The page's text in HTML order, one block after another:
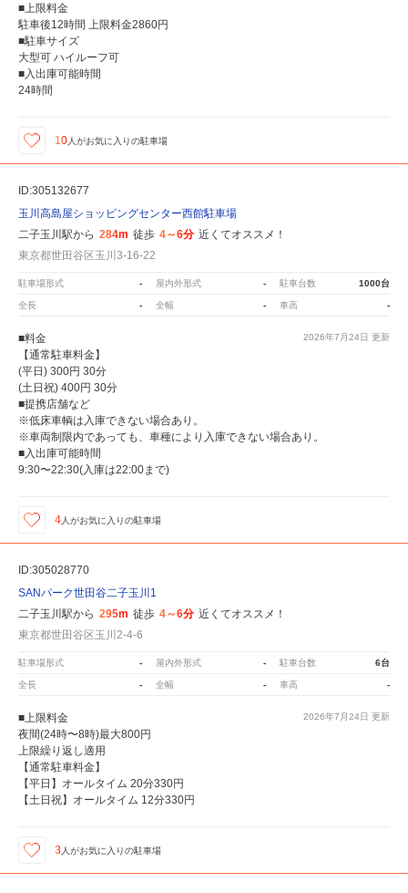
■上限料金
駐車後12時間 上限料金2860円
■駐車サイズ
大型可 ハイルーフ可
■入出庫可能時間
24時間
10人がお気に入りの駐車場
ID:305132677
玉川高島屋ショッピングセンター西館駐車場
二子玉川駅から 284m 徒歩 4～6分 近くてオススメ！
東京都世田谷区玉川3-16-22
駐車場形式 - 屋内外形式 - 駐車台数 1000台
全長 - 全幅 - 車高 -
2026年7月24日 更新
■料金
【通常駐車料金】
(平日) 300円 30分
(土日祝) 400円 30分
■提携店舗など
※低床車輌は入庫できない場合あり。
※車両制限内であっても、車種により入庫できない場合あり。
■入出庫可能時間
9:30〜22:30(入庫は22:00まで)
4人がお気に入りの駐車場
ID:305028770
SANパーク世田谷二子玉川1
二子玉川駅から 295m 徒歩 4～6分 近くてオススメ！
東京都世田谷区玉川2-4-6
駐車場形式 - 屋内外形式 - 駐車台数 6台
全長 - 全幅 - 車高 -
2026年7月24日 更新
■上限料金
夜間(24時〜8時)最大800円
上限繰り返し適用
【通常駐車料金】
【平日】オールタイム 20分330円
【土日祝】オールタイム 12分330円
3人がお気に入りの駐車場